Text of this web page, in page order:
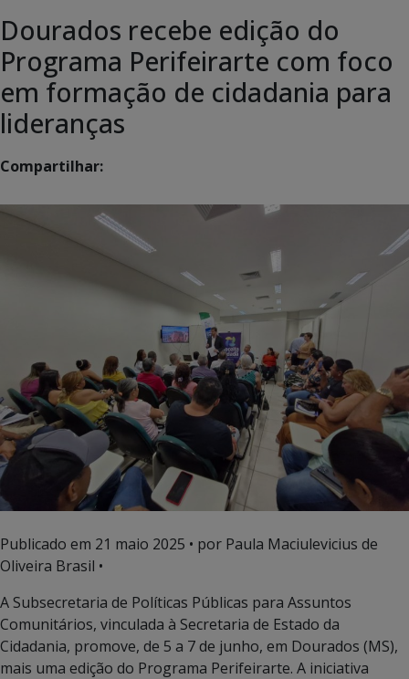
Dourados recebe edição do
Programa Perifeirarte com foco
em formação de cidadania para
lideranças
Compartilhar:
Publicado em 21 maio 2025 • por Paula Maciulevicius de
Oliveira Brasil •
A Subsecretaria de Políticas Públicas para Assuntos
Comunitários, vinculada à Secretaria de Estado da
Cidadania, promove, de 5 a 7 de junho, em Dourados (MS),
mais uma edição do Programa Perifeirarte. A iniciativa